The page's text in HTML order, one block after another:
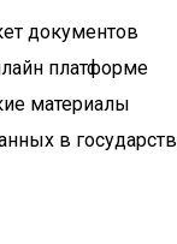
документов
платформе
материалы
в